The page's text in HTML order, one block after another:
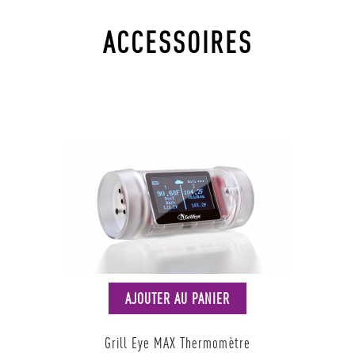
ACCESSOIRES
AJOUTER AU PANIER
Grill Eye MAX Thermomètre